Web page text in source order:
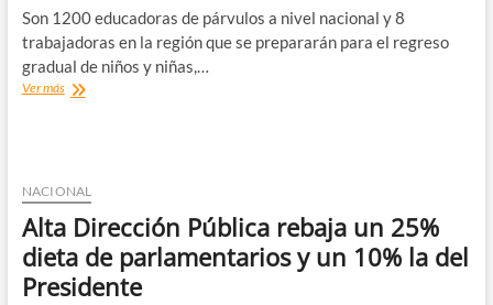
en
Perú.
Son 1200 educadoras de párvulos a nivel nacional y 8
trabajadoras en la región que se prepararán para el regreso
gradual de niños y niñas,…
Ver másFundación
de
jardines
infantiles
salas
cuna
NACIONAL
Alta Dirección Pública rebaja un 25%
dieta de parlamentarios y un 10% la del
Presidente